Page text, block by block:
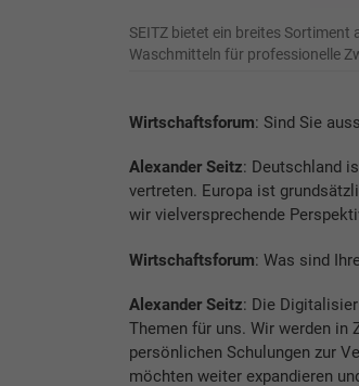
SEITZ bietet ein breites Sortiment
Waschmitteln für professionelle
Wirtschaftsforum: Sind Sie
Alexander Seitz: Deutschland
vertreten. Europa ist
wir vielversprechende
Wirtschaftsforum: Was sind
Alexander Seitz: Die
Themen für uns. Wir werden in
persönlichen Schulungen zur
möchten weiter expandieren